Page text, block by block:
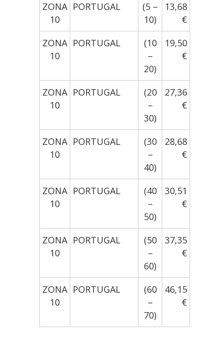
ZONA
10
PORTUGAL
(5 –
10)
13,68
€
ZONA
10
PORTUGAL
(10
–
20)
19,50
€
ZONA
10
PORTUGAL
(20
–
30)
27,36
€
ZONA
10
PORTUGAL
(30
–
40)
28,68
€
ZONA
10
PORTUGAL
(40
–
50)
30,51
€
ZONA
10
PORTUGAL
(50
–
60)
37,35
€
ZONA
10
PORTUGAL
(60
–
70)
46,15
€